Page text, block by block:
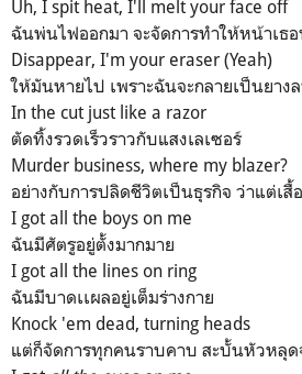
Uh, I spit heat, I'll melt your face off
ฉันพ่นไฟออกมา จะจัดการทำให้หน้าเธ
Disappear, I'm your eraser (Yeah)
ให้มันหายไป เพราะฉันจะกลายเป็นยาง
In the cut just like a razor
ตัดทิ้งรวดเร็วราวกับแสงเลเซอร์
Murder business, where my blazer?
อย่างกับการปลิดชีวิตเป็นธุรกิจ ว่าแต่เ
I got all the boys on me
ฉันมีศัตรูอยู่ตั้งมากมาย
I got all the lines on ring
ฉันมีบาดเเผลอยู่เต็มร่างกาย
Knock 'em dead, turning heads
แต่ก็จัดการทุกคนราบคาบ สะบั้นหัวหลุด